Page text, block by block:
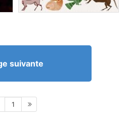
suivante
1